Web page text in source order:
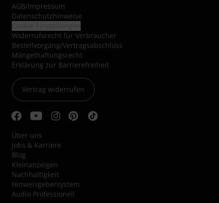
AGB/Impressum
Datenschutzhinweise
Widerrufsrecht für Verbraucher
Bestellvorgang/Vertragsabschluss
Mängelhaftungsrecht
Erklärung zur Barrierefreiheit
Vertrag widerrufen
Über uns
Jobs & Karriere
Blog
Kleinanzeigen
Nachhaltigkeit
Hinweisgebersystem
Audio Professionell